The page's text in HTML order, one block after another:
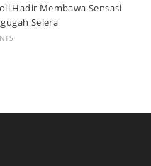
Hadir Membawa Sensasi
Selera